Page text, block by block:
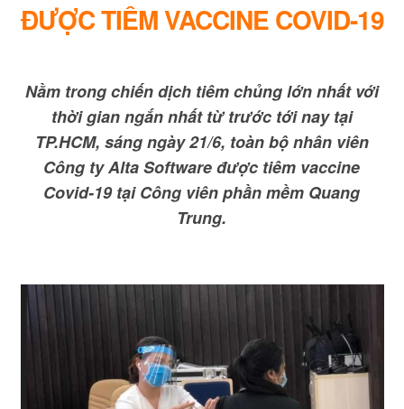
ĐƯỢC TIÊM VACCINE COVID-19
Nằm trong chiến dịch tiêm chủng lớn nhất với
thời gian ngắn nhất từ trước tới nay tại
TP.HCM, sáng ngày 21/6, toàn bộ nhân viên
Công ty Alta Software được tiêm vaccine
Covid-19 tại Công viên phần mềm Quang
Trung.